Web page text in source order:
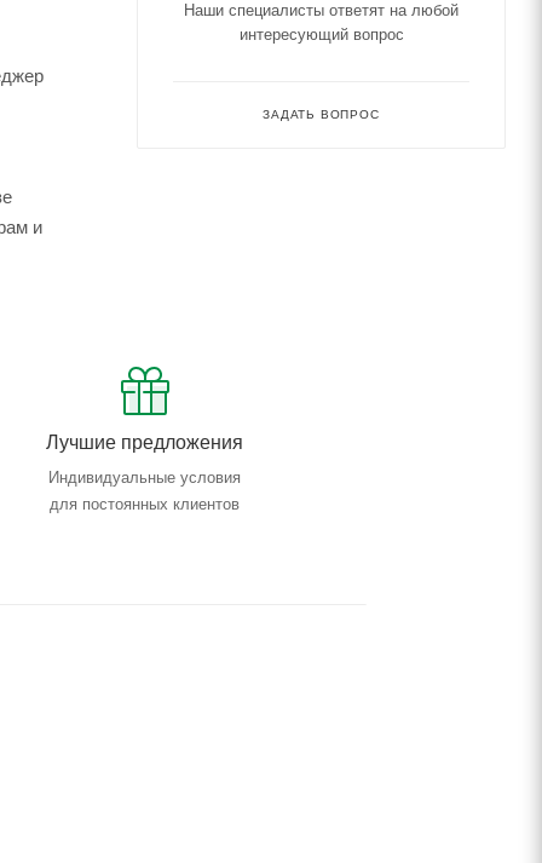
и
Лучшие предложения
Индивидуальные условия
для постоянных клиентов
Наши специалисты ответят на любой
интересующий вопрос
ЗАДАТЬ ВОПРОС